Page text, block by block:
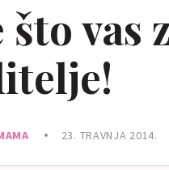
što
23. TRAVNJA 2014.